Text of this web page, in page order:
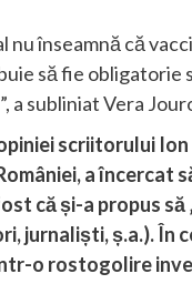
înseamnă că
să fie obligatorie
a subliniat Vera
scriitorului
a încercat
că și-a propus
jurnaliști, ș.a.). În
o rostogolire